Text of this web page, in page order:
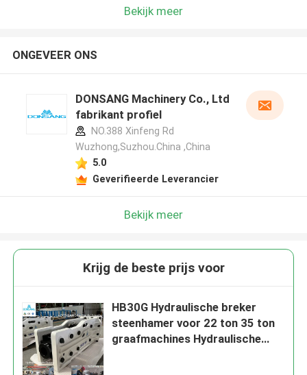
Bekijk meer
ONGEVEER ONS
DONSANG Machinery Co., Ltd
fabrikant profiel
NO.388 Xinfeng Rd
Wuzhong,Suzhou.China ,China
5.0
Geverifieerde Leverancier
Bekijk meer
Krijg de beste prijs voor
HB30G Hydraulische breker
steenhamer voor 22 ton 35 ton
graafmachines Hydraulische